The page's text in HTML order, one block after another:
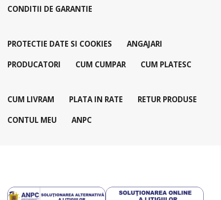
CONDITII DE GARANTIE
PROTECTIE DATE SI COOKIES ANGAJARI
PRODUCATORI CUM CUMPAR CUM PLATESC
CUM LIVRAM PLATA IN RATE RETUR PRODUSE
CONTUL MEU ANPC